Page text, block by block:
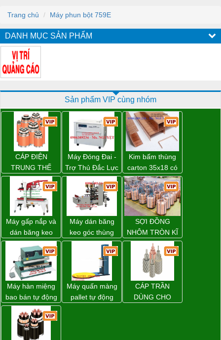
Trang chủ Máy phun bột 759E
DANH MỤC SẢN PHẨM
Sản phẩm VIP cùng nhóm
CÁP ĐIỆN
TRUNG THẾ
Máy Đóng Đai -
Trợ Thủ Đắc Lực
Cho Mọi Doanh
Nghiệp Trong
Khâu Đóng Gói
Kim bấm thùng
carton 35x18 có
sẵn giá rẻ toàn
quốc
Máy gấp nắp và
dán băng keo
thùng carton tự
động WP-5050F
giá rẻ
Máy dán băng
keo góc thùng
carton giá tốt
Đồng Nai
SỢI ĐỒNG
NHÔM TRÒN KĨ
THUẬT ĐIỆN
Máy hàn miệng
bao bán tự động
nhập khẩu
Taiwan
Máy quấn màng
pallet tự động
CÁP TRẦN
DÙNG CHO